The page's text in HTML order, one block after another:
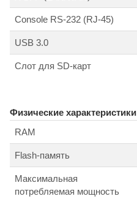
Console RS-232 (RJ-45)
USB 3.0
Слот для SD-карт
Физические характеристики
RAM
Flash-память
Максимальная
потребляемая мощность